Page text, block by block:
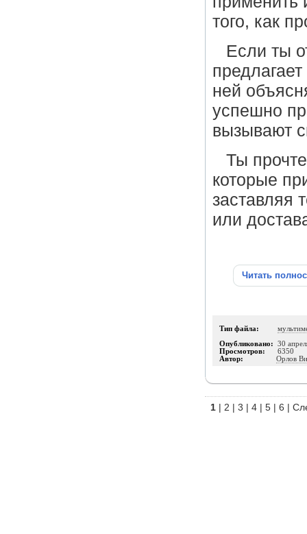
того, как
Если ты
ней
успешно
вызывают
Ты
которые
заставляя
или
Читать
Тип файла:
Опубликовано: 30
Просмотров: 6350
Автор: Орлов
1 | 2 | 3 | 4 | 5 | 6 |